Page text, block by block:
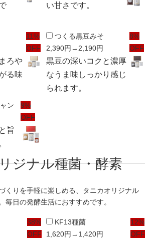
い甘さです。
ろや
る味
11%
OFF
つくる黒豆みそ
2,390円 →2,190円
黒豆の深いコクと濃厚
なうま味しっかり感じ
られます。
8%
OFF
ン
旨
9%
OFF
ジナル種菌・酵素
くりを手軽に楽しめる、タニカオリジナル
毎日の発酵生活におすすめです。
38%
OFF
KF13種菌
1,620円 →1,420円
12%
OFF